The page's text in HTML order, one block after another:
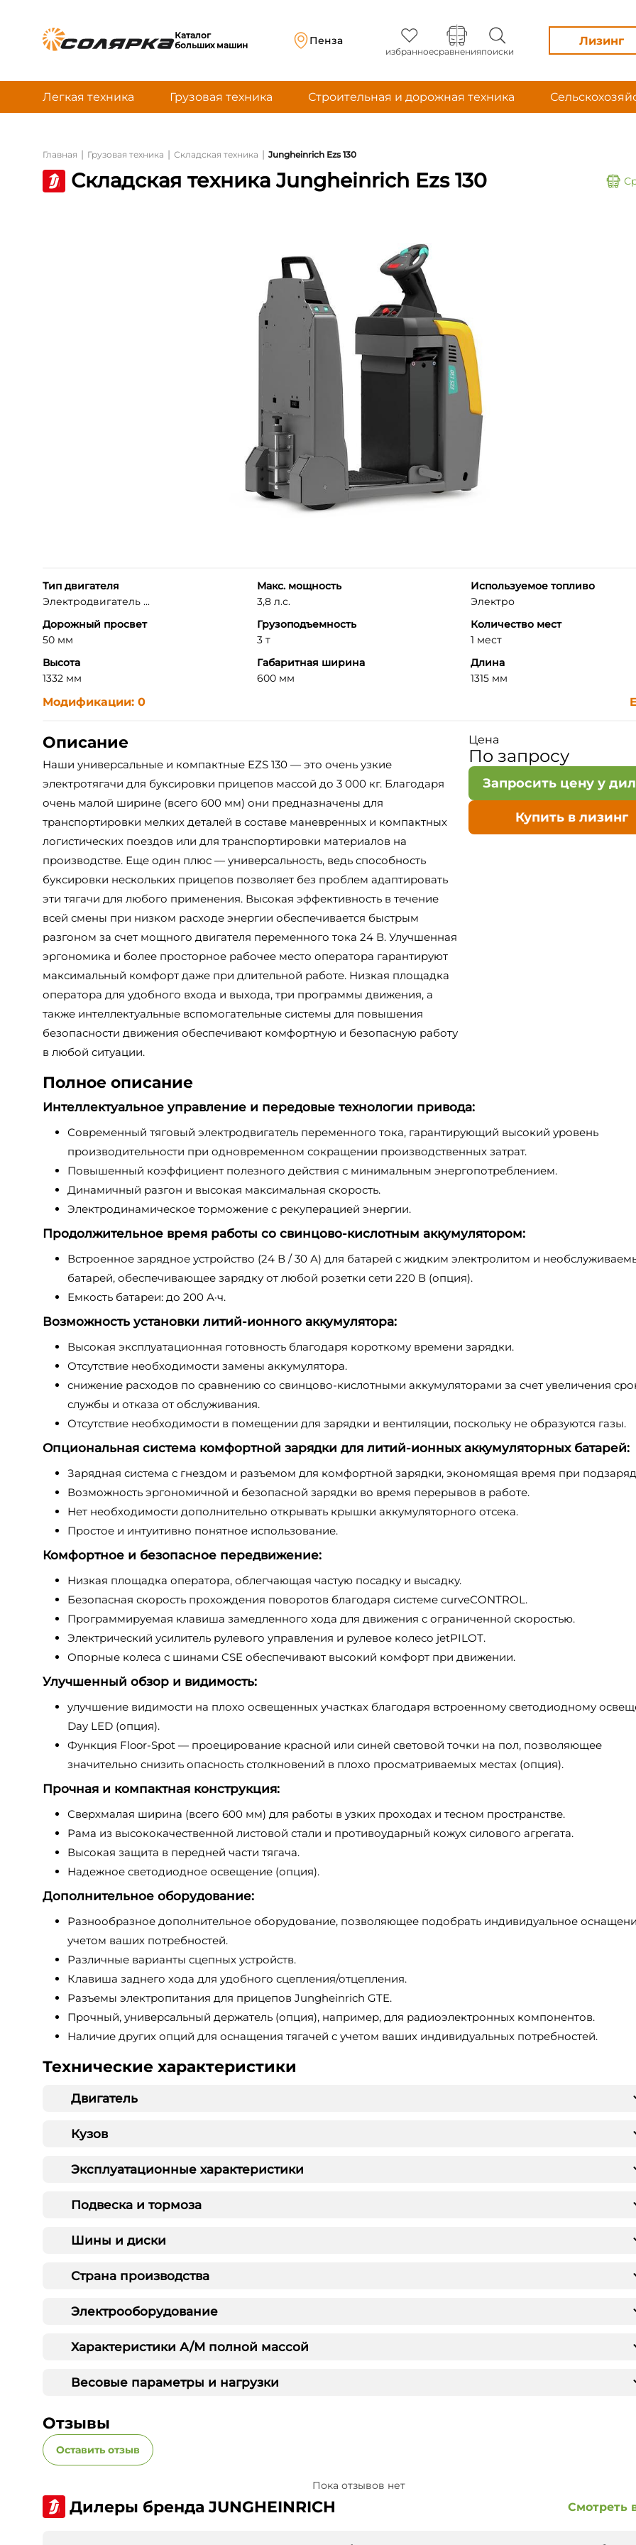
Каталог
больших машин
Пенза
избранноесравненияпоиски
Лизинг
Легкая техника Грузовая техника Строительная и дорожная техника
Главная | Грузовая техника | Складская техника | Jungheinrich Ezs 130
Складская техника Jungheinrich Ezs 130
Тип двигателя
Электродвигатель ...
Макс. мощность
3,8 л.с.
Используемое топливо
Электро
Дорожный просвет
50 мм
Грузоподъемность
3 т
Количество мест
1 мест
Высота
1332 мм
Габаритная ширина
600 мм
Длина
1315 мм
Модификации: 0
Описание
Наши универсальные и компактные EZS 130 — это очень узкие
электротягачи для буксировки прицепов массой до 3 000 кг. Благодаря
очень малой ширине (всего 600 мм) они предназначены для
транспортировки мелких деталей в составе маневренных и компактных
логистических поездов или для транспортировки материалов на
производстве. Еще один плюс — универсальность, ведь способность
буксировки нескольких прицепов позволяет без проблем адаптировать
эти тягачи для любого применения. Высокая эффективность в течение
всей смены при низком расходе энергии обеспечивается быстрым
разгоном за счет мощного двигателя переменного тока 24 В. Улучшенная
эргономика и более просторное рабочее место оператора гарантируют
максимальный комфорт даже при длительной работе. Низкая площадка
оператора для удобного входа и выхода, три программы движения, а
также интеллектуальные вспомогательные системы для повышения
безопасности движения обеспечивают комфортную и безопасную работу
в любой ситуации.
Цена
По запросу
Запросить цену у
Купить в лизинг
Полное описание
Интеллектуальное управление и передовые технологии привода:
Современный тяговый электродвигатель переменного тока, гарантирующий высокий уровень
производительности при одновременном сокращении производственных затрат.
Повышенный коэффициент полезного действия с минимальным энергопотреблением.
Динамичный разгон и высокая максимальная скорость.
Электродинамическое торможение с рекуперацией энергии.
Продолжительное время работы со свинцово-кислотным аккумулятором:
Встроенное зарядное устройство (24 В / 30 А) для батарей с жидким электролитом и
батарей, обеспечивающее зарядку от любой розетки сети 220 В (опция).
Емкость батареи: до 200 А·ч.
Возможность установки литий-ионного аккумулятора:
Высокая эксплуатационная готовность благодаря короткому времени зарядки.
Отсутствие необходимости замены аккумулятора.
снижение расходов по сравнению со свинцово-кислотными аккумуляторами за счет увеличения
службы и отказа от обслуживания.
Отсутствие необходимости в помещении для зарядки и вентиляции, поскольку не образуются газы.
Опциональная система комфортной зарядки для литий-ионных аккумуляторных батарей:
Зарядная система с гнездом и разъемом для комфортной зарядки, экономящая время при
Возможность эргономичной и безопасной зарядки во время перерывов в работе.
Нет необходимости дополнительно открывать крышки аккумуляторного отсека.
Простое и интуитивно понятное использование.
Комфортное и безопасное передвижение:
Низкая площадка оператора, облегчающая частую посадку и высадку.
Безопасная скорость прохождения поворотов благодаря системе curveCONTROL.
Программируемая клавиша замедленного хода для движения с ограниченной скоростью.
Электрический усилитель рулевого управления и рулевое колесо jetPILOT.
Опорные колеса с шинами CSE обеспечивают высокий комфорт при движении.
Улучшенный обзор и видимость:
улучшение видимости на плохо освещенных участках благодаря встроенному светодиодному
Day LED (опция).
Функция Floor-Spot — проецирование красной или синей световой точки на пол, позволяющее
значительно снизить опасность столкновений в плохо просматриваемых местах (опция).
Прочная и компактная конструкция:
Сверхмалая ширина (всего 600 мм) для работы в узких проходах и тесном пространстве.
Рама из высококачественной листовой стали и противоударный кожух силового агрегата.
Высокая защита в передней части тягача.
Надежное светодиодное освещение (опция).
Дополнительное оборудование:
Разнообразное дополнительное оборудование, позволяющее подобрать индивидуальное
учетом ваших потребностей.
Различные варианты сцепных устройств.
Клавиша заднего хода для удобного сцепления/отцепления.
Разъемы электропитания для прицепов Jungheinrich GTE.
Прочный, универсальный держатель (опция), например, для радиоэлектронных компонентов.
Наличие других опций для оснащения тягачей с учетом ваших индивидуальных потребностей.
Технические характеристики
Двигатель
Кузов
Эксплуатационные характеристики
Подвеска и тормоза
Шины и диски
Страна производства
Электрооборудование
Характеристики А/М полной массой
Весовые параметры и нагрузки
Отзывы
Оставить отзыв
Пока отзывов нет
Дилеры бренда JUNGHEINRICH Смотреть